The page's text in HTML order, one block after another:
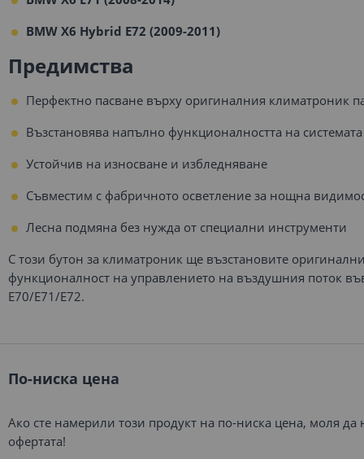
BMW X6 Hybrid E72 (2009-2011)
Предимства
Перфектно пасване върху оригиналния климатроник
Възстановява напълно функционалността на
Устойчив на износване и избледняване
Съвместим с фабричното осветление за нощна
Лесна подмяна без нужда от специални инструменти
С този бутон за климатроник ще възстановите
функционалност на управлението на въздушния поток
E70/E71/E72.
По-ниска цена
Ако сте намерили този продукт на по-ниска цена, моля
офертата!